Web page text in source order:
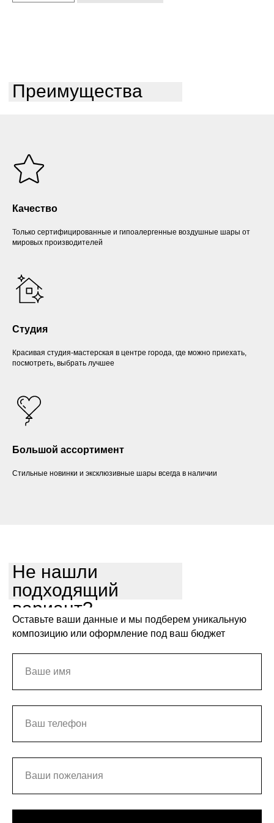
Преимущества
Качество
Только сертифицированные и гипоалергенные воздушные шары от
мировых производителей
Студия
Красивая студия-мастерская в центре города, где можно приехать,
посмотреть, выбрать лучшее
Большой ассортимент
Стильные новинки и эксклюзивные шары всегда в наличии
Не нашли
подходящий
вариант?
Оставьте ваши данные и мы подберем уникальную
композицию или оформление под ваш бюджет